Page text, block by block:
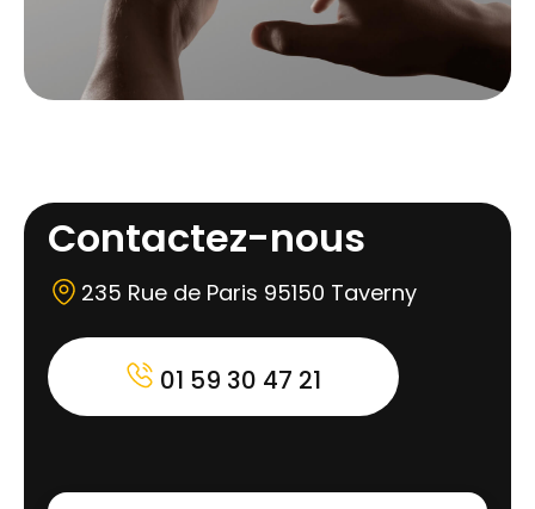
Contactez-nous
235 Rue de Paris 95150 Taverny
01 59 30 47 21